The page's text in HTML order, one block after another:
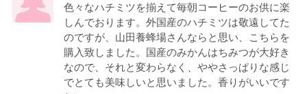
色々なハチミツを揃えて毎朝コーヒーのお供に楽
しんでおります。外国産のハチミツは敬遠してた
のですが、山田養蜂場さんならと思い、こちらを
購入致しました。国産のみかんはちみつが大好き
なので、それと変わらなく、ややさっぱりな感じ
でとても美味しいと思いました。香りがいいです